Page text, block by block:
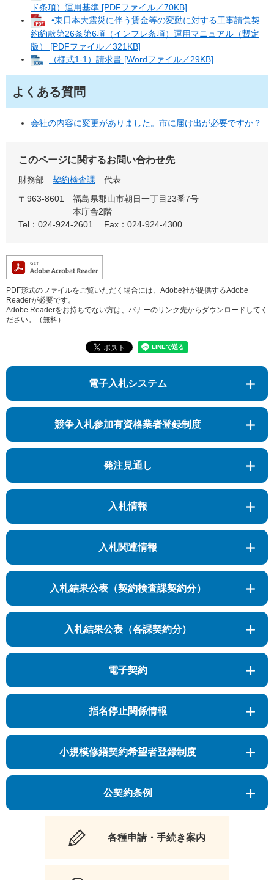
ド条項）運用基準 [PDFファイル／70KB]
•東日本大震災に伴う賃金等の変動に対する工事請負契
約約款第26条第6項（インフレ条項）運用マニュアル（暫定
版） [PDFファイル／321KB]
（様式1-1）請求書 [Wordファイル／29KB]
よくある質問
会社の内容に変更がありました。市に届け出が必要ですか？
このページに関するお問い合わせ先
財務部 契約検査課
代表
〒963-8601
福島県郡山市朝日一丁目23番7号
本庁舎2階
Tel：024-924-2601
Fax：024-924-4300
PDF形式のファイルをご覧いただく場合には、Adobe社が提供するAdobe
Readerが必要です。
Adobe Readerをお持ちでない方は、バナーのリンク先からダウンロードしてく
ださい。（無料）
電子入札システム
競争入札参加有資格業者登録制度
発注見通し
入札情報
入札関連情報
入札結果公表（契約検査課契約分）
入札結果公表（各課契約分）
電子契約
指名停止関係情報
小規模修繕契約希望者登録制度
公契約条例
各種申請・手続き案内